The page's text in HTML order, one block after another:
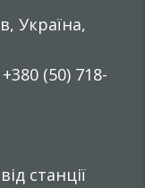
Україна,
(50) 718-
станції